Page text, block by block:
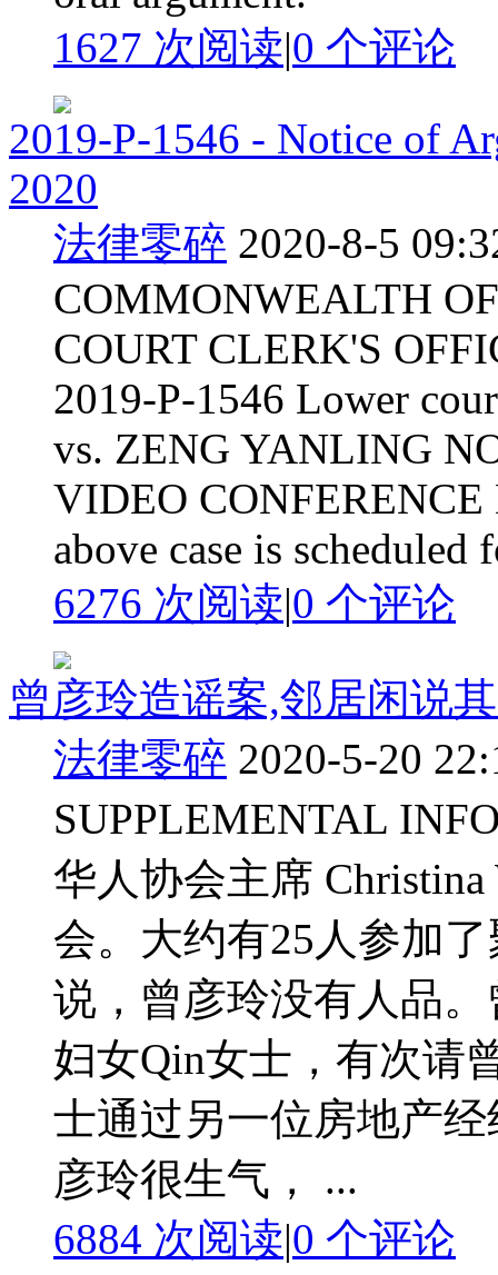
1627 次阅读|0 个评论
2019-P-1546 - Notice of
2020
法律零碎 2020-8-5
COMMONWEALTH
COURT CLERK'S
2019-P-1546 Lower
vs. ZENG YANLING
VIDEO CONFERENCE
above case is scheduled
6276 次阅读|0 个评论
曾彦玲造谣案,邻居闲说
法律零碎 2020-5-20
SUPPLEMENTAL
华人协会主席
会。大约有25人参加
说，曾彦玲没有人品
妇女Qin女士，有次请
士通过另一位房地产
彦玲很生气， ...
6884 次阅读|0 个评论